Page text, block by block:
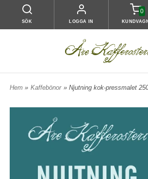
SÖK LOGGA IN
0
KUNDVAGN
Hem » Kaffebönor » Njutning kok-pressmalet